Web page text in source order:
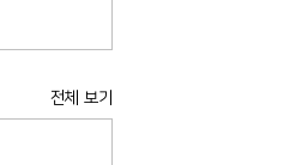
전체 보기